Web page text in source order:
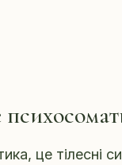
це тілесні